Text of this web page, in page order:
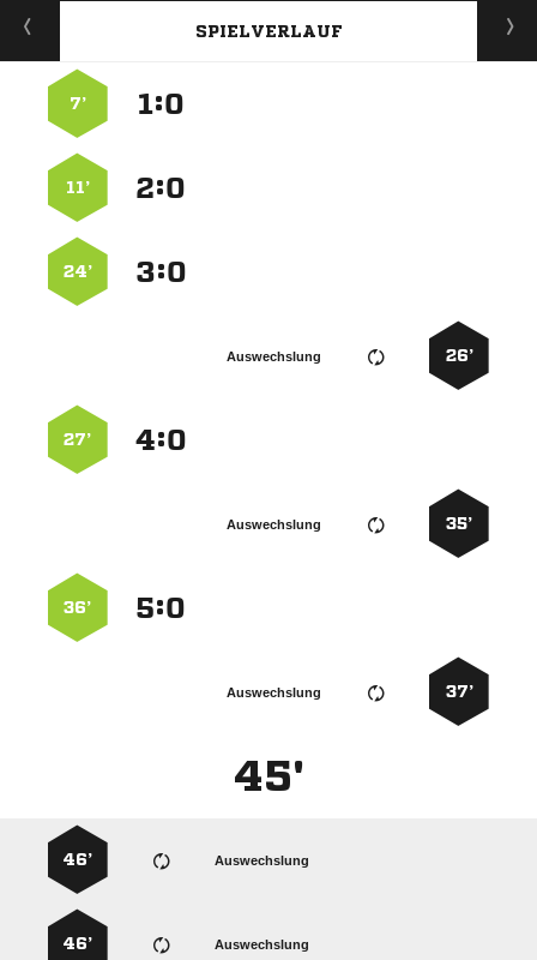
SPIELVERLAUF
:
7’
:
11’
:
24’
26’
Auswechslung
:
27’
35’
Auswechslung
:
36’
37’
Auswechslung
45'
Auswechslung
46’
Auswechslung
46’